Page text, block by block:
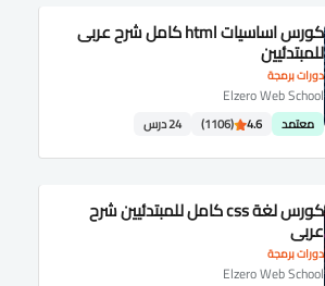
دورات برمجة
كورس اساسيات html كامل شرح عربى
للمبتدئيين
Elzero Web School
معتمد 4.6
(1106) 24 درس
دورات برمجة
كورس لغة css كامل للمبتدئيين شرح
عربى
Elzero Web School